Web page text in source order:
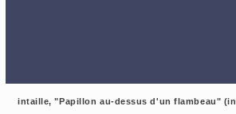
intaille, "Papillon au-dessus d'un flambeau"